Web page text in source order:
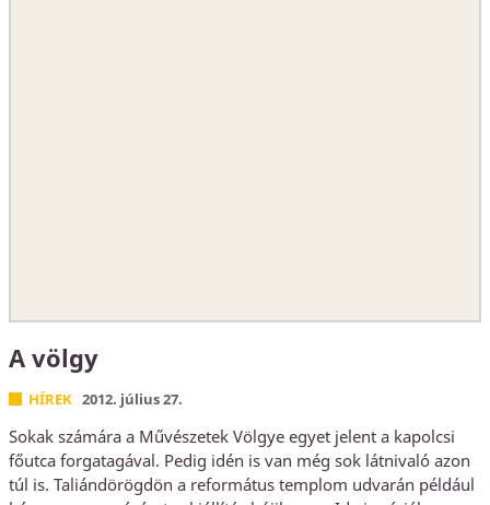
A völgy
HÍREK 2012. július 27.
Sokak számára a Művészetek Völgye egyet jelent a kapolcsi
főutca forgatagával. Pedig idén is van még sok látnivaló azon
túl is. Taliándörögdön a református templom udvarán például